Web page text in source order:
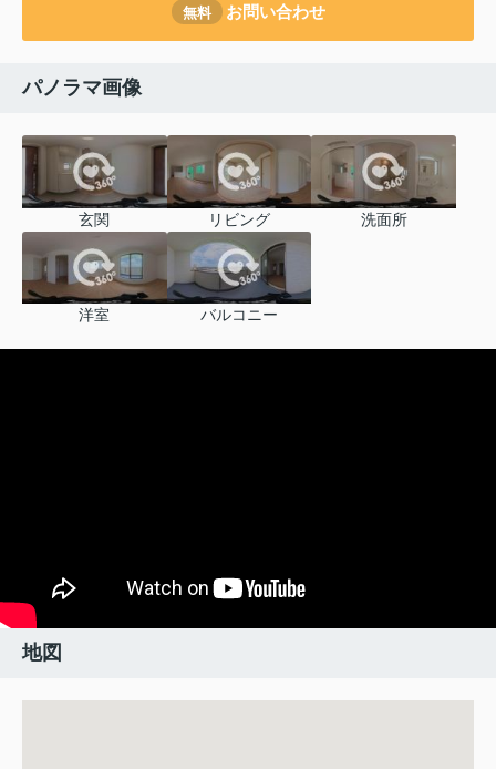
無料 お問い合わせ
パノラマ画像
玄関 リビング 洗面所
洋室 バルコニー
地図